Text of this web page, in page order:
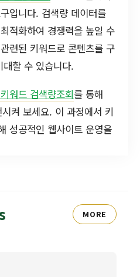
입니다. 검색량 데이터를
적화하여 경쟁력을 높일 수
련된 키워드로 콘텐츠를 구
할 수 있습니다.
워드 검색량조회를 통해
켜 보세요. 이 과정에서 키
성공적인 웹사이트 운영을
MORE